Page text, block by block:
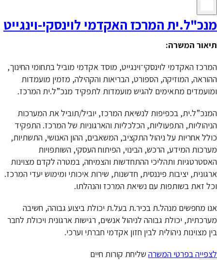
מנכ"ל.ית המרכז האקדמי לוינסקי-וינגייט
תיאור המשרה:
המרכז האקדמי לוינסקי־וינגייט, מוסד אקדמי מוביל בתחומי החינוך,
ההוראה, המוזיקה, הספורט, הבריאות והקהילה, מזמין מועמדות
ומועמדים מתאימים להגיש מועמדות לתפקיד מנכ”ל.ית המרכז.
המנכ”ל.ית, בכפיפות לנשיאת המרכז, יוביל/תוביל את המערכות
הניהוליות, התפעוליות, הכלכליות והארגוניות של המרכז. התפקיד
כולל אחריות על ניהול התקציב, המשאבים, ההון האנושי, התשתיות,
מערכות המידע, הרכש, הבינוי, הפיתוח העסקי, השותפויות
האסטרטגיות ותהליכי ההתחדשות והצמיחה, במטרה לקדם מצוינות
ארגונית, יציבות פיננסית, חדשנות, שירות איכותי ומימוש יעדי המרכז.
וכל זאת בשותפות עם נשיאת המרכז והנהלתו.
אנו מחפשים מנהל.ת בכיר.ת בעל.ת יכולת ביצוע גבוהה, חשיבה
מערכתית, יכולת גבוהה לניהול אנשים, רגישות ארגונית ויכולת לחבר
בין מצוינות ניהולית לבין חזון אקדמי חברתי וערכי.
לצפייה בפרטי המשרה שליחת קורות חיים